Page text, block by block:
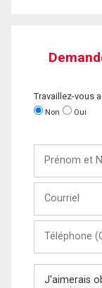
Travaillez-vous
Non Oui
Nom
(Optionnel)
Message